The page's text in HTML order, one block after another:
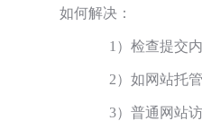
如何解决：
1）检查提交
2）如网站托
3）普通网站